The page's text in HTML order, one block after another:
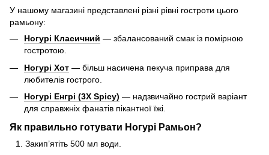
У нашому магазині представлені різні рівні гостроти цього
рамьону:
Ногурі Класичний — збалансований смак із помірною
гостротою.
Ногурі Хот — більш насичена пекуча приправа для
любителів гострого.
Ногурі Енгрі (3X Spicy) — надзвичайно гострий варіант
для справжніх фанатів пікантної їжі.
Як правильно готувати Ногурі Рамьон?
Закип’ятіть 500 мл води.